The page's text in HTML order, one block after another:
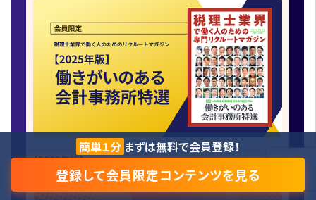
簡単１分 まずは無料で会員登録！
登録して会員限定コンテンツを見る
【2025年版】
働きがいのある会計事務所特選